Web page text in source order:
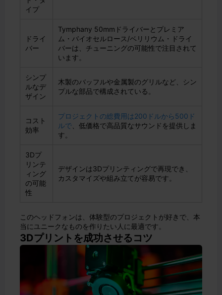
イプ
ドライ
バー
Tymphany 50mmドライバーとプレミア
ム・バイオセルロース/ベリリウム・ドライ
バーは、チューニングの可能性で注目されて
います。
シンプ
ルなデ
ザイン
木製のバッフルや金属製のグリルなど、シン
プルな部品で構成されている。
コスト
効率
プロジェクトの総費用は200ドルから500ド
ルで 、低価格で高品質なサウンドを提供しま
す。
3Dプ
リンテ
ィング
の可能
性
デザインは3Dプリンティングで再現でき、
カスタマイズや組み立てが容易です。
このヘッドフォンは、体験型のプロジェクトが好きで、本
当にユニークなものを作りたい人に最適です。
3Dプリントを成功させるコツ